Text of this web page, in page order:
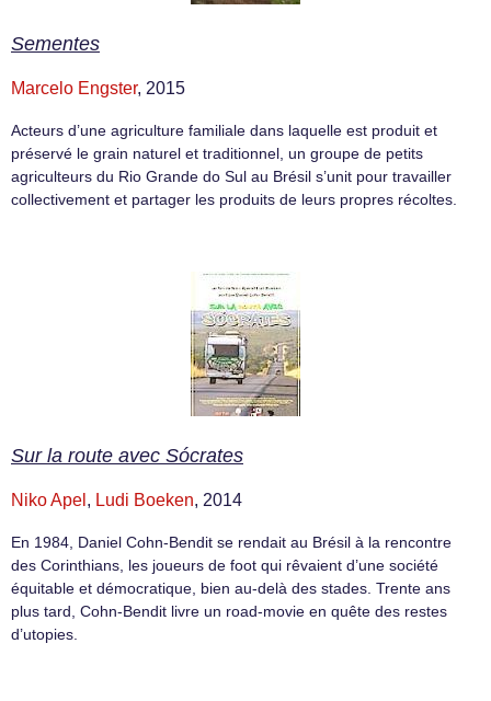
Sementes
Marcelo Engster, 2015
Acteurs d’une agriculture familiale dans laquelle est produit et
préservé le grain naturel et traditionnel, un groupe de petits
agriculteurs du Rio Grande do Sul au Brésil s’unit pour travailler
collectivement et partager les produits de leurs propres récoltes.
Sur la route avec Sócrates
Niko Apel , Ludi Boeken, 2014
En 1984, Daniel Cohn-Bendit se rendait au Brésil à la rencontre
des Corinthians, les joueurs de foot qui rêvaient d’une société
équitable et démocratique, bien au-delà des stades. Trente ans
plus tard, Cohn-Bendit livre un road-movie en quête des restes
d’utopies.